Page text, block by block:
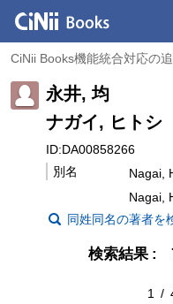
CiNii Books機能統合対応の
永井, 均
ナガイ, ヒトシ
ID:DA00858266
別名
Nagai,
Nagai,
同姓同名の著者を
検索結果
1 /